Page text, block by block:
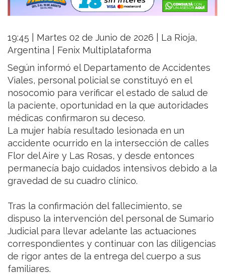
19:45 | Martes 02 de Junio de 2026 | La Rioja,
Argentina | Fenix Multiplataforma
Según informó el Departamento de Accidentes
Viales, personal policial se constituyó en el
nosocomio para verificar el estado de salud de
la paciente, oportunidad en la que autoridades
médicas confirmaron su deceso.
La mujer había resultado lesionada en un
accidente ocurrido en la intersección de calles
Flor del Aire y Las Rosas, y desde entonces
permanecía bajo cuidados intensivos debido a la
gravedad de su cuadro clínico.
Tras la confirmación del fallecimiento, se
dispuso la intervención del personal de Sumario
Judicial para llevar adelante las actuaciones
correspondientes y continuar con las diligencias
de rigor antes de la entrega del cuerpo a sus
familiares.